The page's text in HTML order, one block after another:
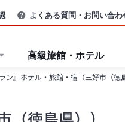
よくある質問・お問い合わ
高級旅館・ホテル
ン』ホテル・旅館・宿（三好市（徳